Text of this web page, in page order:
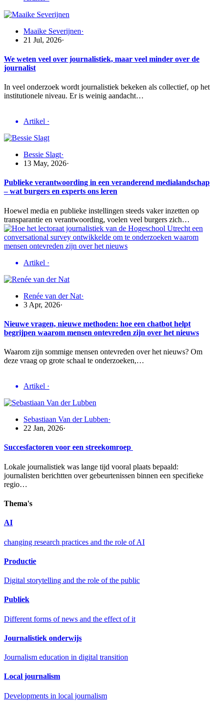
Maaike Severijnen·
21 Jul, 2026·
We weten veel over journalistiek, maar veel minder over de
journalist
In veel onderzoek wordt journalistiek bekeken als collectief, op het
institutionele niveau. Er is weinig aandacht…
Artikel ·
Bessie Slagt·
13 May, 2026·
Publieke verantwoording in een veranderend medialandschap
– wat burgers en experts ons leren
Hoewel media en publieke instellingen steeds vaker inzetten op
transparantie en verantwoording, voelen veel burgers zich…
Artikel ·
Renée van der Nat·
3 Apr, 2026·
Nieuwe vragen, nieuwe methoden: hoe een chatbot helpt
begrijpen waarom mensen ontevreden zijn over het nieuws
Waarom zijn sommige mensen ontevreden over het nieuws? Om
deze vraag op grote schaal te onderzoeken,…
Artikel ·
Sebastiaan Van der Lubben·
22 Jan, 2026·
Succesfactoren voor een streekomroep
Lokale journalistiek was lange tijd vooral plaats bepaald:
journalisten berichtten over gebeurtenissen binnen een specifieke
regio…
Thema's
AI
changing research practices and the role of AI
Productie
Digital storytelling and the role of the public
Publiek
Different forms of news and the effect of it
Journalistiek onderwijs
Journalism education in digital transition
Local journalism
Developments in local journalism